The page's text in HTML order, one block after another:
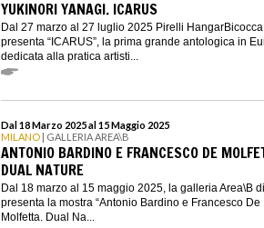
YUKINORI YANAGI. ICARUS
Dal 27 marzo al 27 luglio 2025 Pirelli HangarBicocca
presenta “ICARUS”, la prima grande antologica in
dedicata alla pratica artisti...
Dal 18 Marzo 2025 al 15 Maggio 2025
MILANO | GALLERIA AREA\B
ANTONIO BARDINO E FRANCESCO DE
DUAL NATURE
Dal 18 marzo al 15 maggio 2025, la galleria Area\B
presenta la mostra “Antonio Bardino e Francesco De
Molfetta. Dual Na...